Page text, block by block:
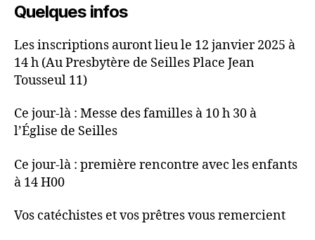
Quelques infos
Les inscriptions auront lieu le 12 janvier 2025 à
14 h (Au Presbytère de Seilles Place Jean
Tousseul 11)
Ce jour-là : Messe des familles à 10 h 30 à
l’Église de Seilles
Ce jour-là : première rencontre avec les enfants
à 14 H00
Vos catéchistes et vos prêtres vous remercient